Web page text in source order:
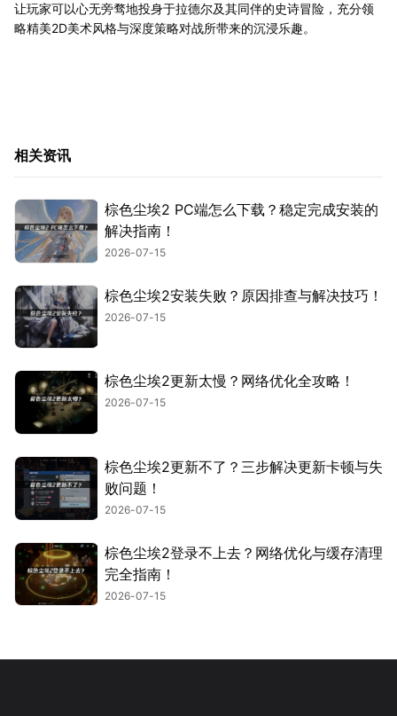
让玩家可以心无旁骛地投身于拉德尔及其同伴的史诗冒险，充分领
略精美2D美术风格与深度策略对战所带来的沉浸乐趣。
相关资讯
棕色尘埃2 PC端怎么下载？稳定完成安装的
解决指南！
2026-07-15
棕色尘埃2安装失败？原因排查与解决技巧！
2026-07-15
棕色尘埃2更新太慢？网络优化全攻略！
2026-07-15
棕色尘埃2更新不了？三步解决更新卡顿与失
败问题！
2026-07-15
棕色尘埃2登录不上去？网络优化与缓存清理
完全指南！
2026-07-15